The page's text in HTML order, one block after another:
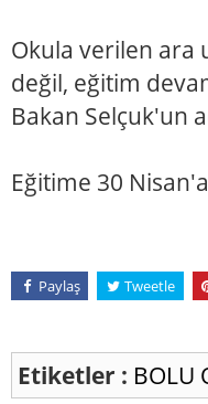
Okula verilen ara
değil, eğitim
Bakan Selçuk'un
Eğitime 30
Paylaş Tweetle
Etiketler : BOLU